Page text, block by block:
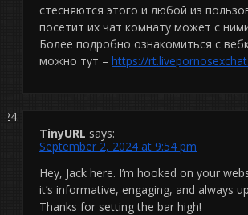
стесняются этого и любой из
посетит их чат комнату может с
Более подробно ознакомиться с
можно тут – https://
TinyURL says:
September 2, 2024 at 9:54 pm
Hey, Jack here. I’m hooked on your
it’s informative, engaging, and always
Thanks for setting the bar high!